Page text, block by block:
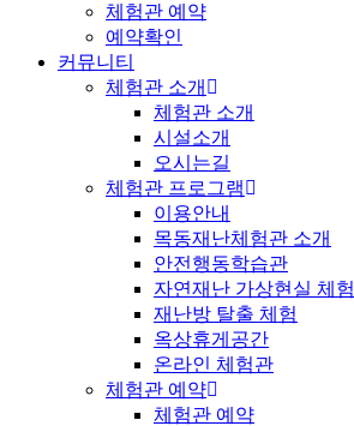
체험관 예약
예약확인
커뮤니티
체험관 소개
체험관 소개
시설소개
오시는길
체험관 프로그램
이용안내
목동재난체험관 소개
안전행동학습관
자연재난 가상현실 체험
재난방 탈출 체험
옥상휴게공간
온라인 체험관
체험관 예약
체험관 예약